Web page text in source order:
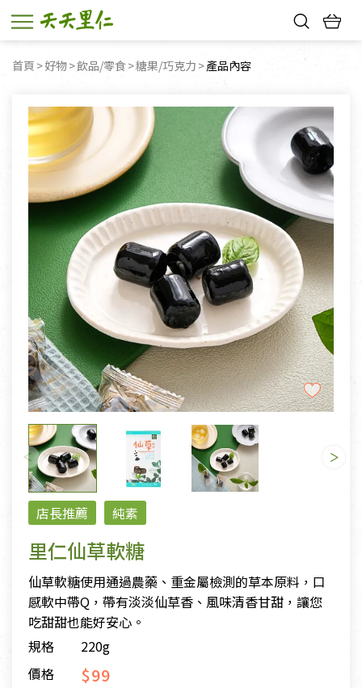
首頁 好物 飲品/零食 糖果/巧克力 目前頁面：
產品內容
店長推薦 純素
里仁仙草軟糖
仙草軟糖使用通過農藥、重金屬檢測的草本原料，口
感軟中帶Q，帶有淡淡仙草香、風味清香甘甜，讓您
吃甜甜也能好安心。
規格
220g
價格
$99